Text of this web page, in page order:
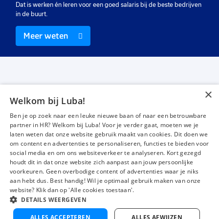
Dat is werken én leren voor een goed salaris bij de beste bedrijven
in de buurt.
Meer weten
Werken bij Luba
Voor werkgevers
Mijn Luba
Contact
InstagramFacebookLinkedIn YouTube
Luba wordt beoordeeld met een
4,3 uit 5
van 1484 Google-reviews
×
Welkom bij Luba!
Ben je op zoek naar een leuke nieuwe baan of naar een betrouwbare
partner in HR? Welkom bij Luba! Voor je verder gaat, moeten we je
laten weten dat onze website gebruik maakt van cookies. Dit doen we
om content en advertenties te personaliseren, functies te bieden voor
social media en om ons websiteverkeer te analyseren. Kort gezegd
houdt dit in dat onze website zich aanpast aan jouw persoonlijke
voorkeuren. Geen overbodige content of advertenties waar je niks
aan hebt dus. Best handig! Wil je optimaal gebruik maken van onze
website? Klik dan op 'Alle cookies toestaan'.
DETAILS WEERGEVEN
ALLES ACCEPTEREN ALLES AFWIJZEN